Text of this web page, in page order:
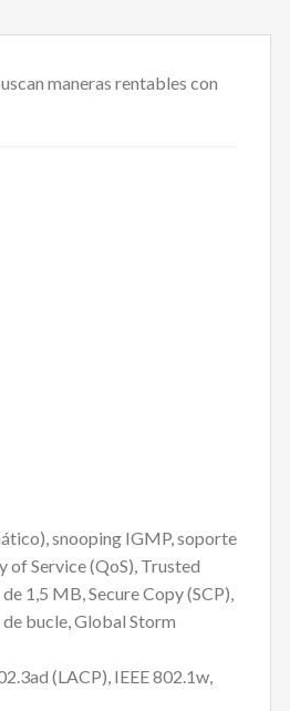
maneras rentables con
snooping IGMP, soporte
of Service (QoS), Trusted
1,5 MB, Secure Copy (SCP),
bucle, Global Storm
(LACP), IEEE 802.1w,